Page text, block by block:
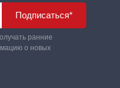
Подписаться*
ранние
о новых